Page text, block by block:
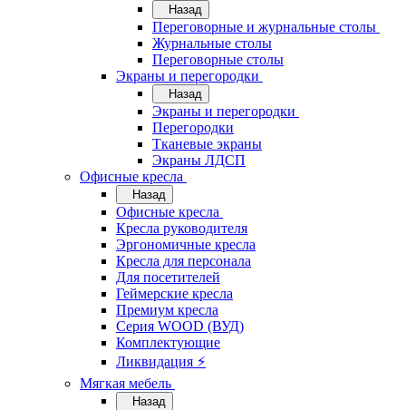
Назад
Переговорные и журнальные столы
Журнальные столы
Переговорные столы
Экраны и перегородки
Назад
Экраны и перегородки
Перегородки
Тканевые экраны
Экраны ЛДСП
Офисные кресла
Назад
Офисные кресла
Кресла руководителя
Эргономичные кресла
Кресла для персонала
Для посетителей
Геймерские кресла
Премиум кресла
Серия WOOD (ВУД)
Комплектующие
Ликвидация ⚡
Мягкая мебель
Назад